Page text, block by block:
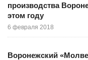
производства
этом году
6 февраля 2018
Воронежский